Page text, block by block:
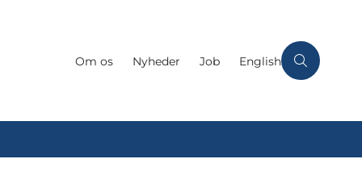
Om os Nyheder Job English